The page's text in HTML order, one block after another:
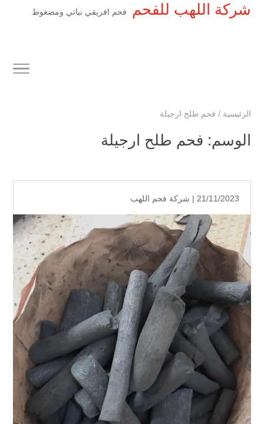
شركة اللهب للفحم فحم افريقي نباتي ومضغوط
الرئيسية / فحم طلح ارجيلة
الوسم: فحم طلح ارجيلة
21/11/2023 | شركة فحم اللهب